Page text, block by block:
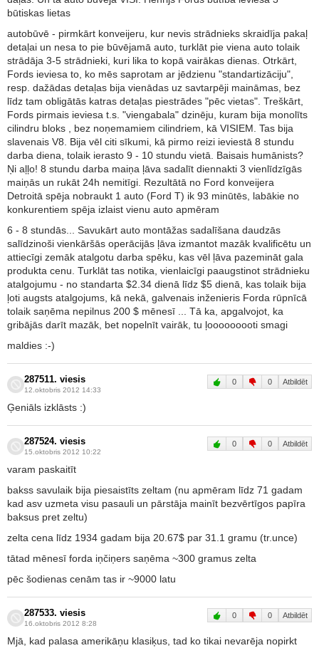
būtiskas lietas
autobūvē - pirmkārt konveijeru, kur nevis strādnieks skraidīja pakaļ
detaļai un nesa to pie būvējamā auto, turklāt pie viena auto tolaik
strādāja 3-5 strādnieki, kuri lika to kopā vairākas dienas. Otrkārt,
Fords ieviesa to, ko mēs saprotam ar jēdzienu "standartizāciju",
resp. dažādas detaļas bija vienādas uz savtarpēji maināmas, bez
līdz tam obligātās katras detaļas piestrādes "pēc vietas". Treškārt,
Fords pirmais ieviesa t.s. "viengabala" dzinēju, kuram bija monolīts
cilindru bloks , bez noņemamiem cilindriem, kā VISIEM. Tas bija
slavenais V8. Bija vēl citi sīkumi, kā pirmo reizi ieviestā 8 stundu
darba diena, tolaik ierasto 9 - 10 stundu vietā. Baisais humānists?
Ņi aļļo! 8 stundu darba maiņa ļāva sadalīt diennakti 3 vienlīdzīgās
maiņās un rukāt 24h nemitīgi. Rezultātā no Ford konveijera
Detroitā spēja nobraukt 1 auto (Ford T) ik 93 minūtēs, labākie no
konkurentiem spēja izlaist vienu auto apmēram
6 - 8 stundās... Savukārt auto montāžas sadalīšana daudzās
salīdzinoši vienkāršās operācijās ļāva izmantot mazāk kvalificētu un
attiecīgi zemāk atalgotu darba spēku, kas vēl ļāva pazemināt gala
produkta cenu. Turklāt tas notika, vienlaicīgi paaugstinot strādnieku
atalgojumu - no standarta $2.34 dienā līdz $5 dienā, kas tolaik bija
ļoti augsts atalgojums, kā nekā, galvenais inženieris Forda rūpnīcā
tolaik saņēma nepilnus 200 $ mēnesī ... Tā ka, apgalvojot, ka
gribājās darīt mazāk, bet nopelnīt vairāk, tu ļooooooooti smagi
maldies :-)
287511. viesis
12.oktobris 2012 14:33
0 0 Atbildēt
Ģeniāls izklāsts :)
287524. viesis
15.oktobris 2012 10:22
0 0 Atbildēt
varam paskaitīt
bakss savulaik bija piesaistīts zeltam (nu apmēram līdz 71 gadam
kad asv uzmeta visu pasauli un pārstāja mainīt bezvērtīgos papīra
baksus pret zeltu)
zelta cena līdz 1934 gadam bija 20.67$ par 31.1 gramu (tr.unce)
tātad mēnesī forda iņčiņers saņēma ~300 gramus zelta
pēc šodienas cenām tas ir ~9000 latu
287533. viesis
16.oktobris 2012 8:28
0 0 Atbildēt
Mjā, kad palasa amerikāņu klasiķus, tad ko tikai nevarēja nopirkt